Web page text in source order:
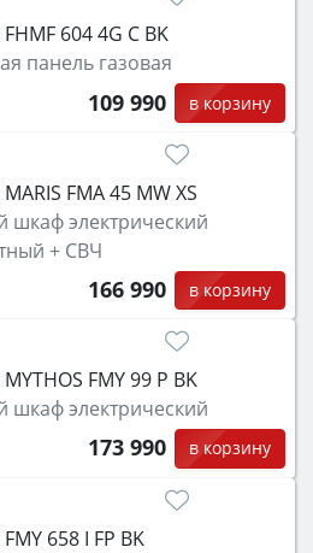
FHMF 604 4G C BK
панель газовая
109 990 в корзину
MARIS FMA 45 MW XS
шкаф электрический
+ СВЧ
166 990 в корзину
MYTHOS FMY 99 P BK
шкаф электрический
173 990 в корзину
FMY 658 I FP BK